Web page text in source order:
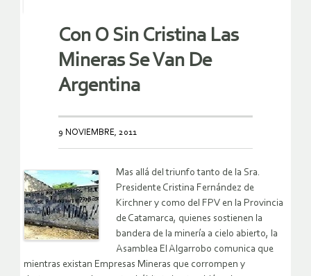
Con O Sin Cristina Las
Mineras Se Van De
Argentina
9 NOVIEMBRE, 2011
Mas allá del triunfo tanto de la Sra.
Presidente Cristina Fernández de
Kirchner y como del FPV en la Provincia
de Catamarca, quienes sostienen la
bandera de la minería a cielo abierto, la
Asamblea El Algarrobo comunica que
mientras existan Empresas Mineras que corrompen y